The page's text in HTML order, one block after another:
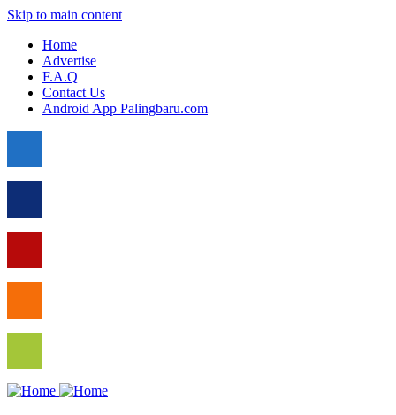
Skip to main content
Home
Advertise
F.A.Q
Contact Us
Android App Palingbaru.com